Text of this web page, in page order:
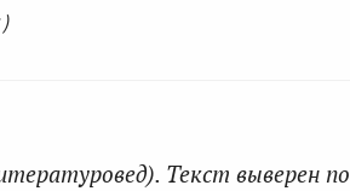
Текст выверен по